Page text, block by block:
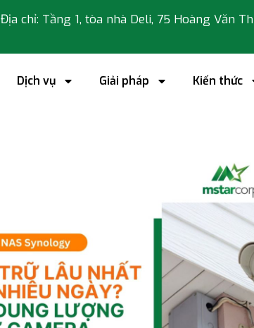
Địa chỉ: Tầng 1, tòa nhà Deli, 75 Hoàng Văn
Dịch vụ Giải pháp Kiến thức